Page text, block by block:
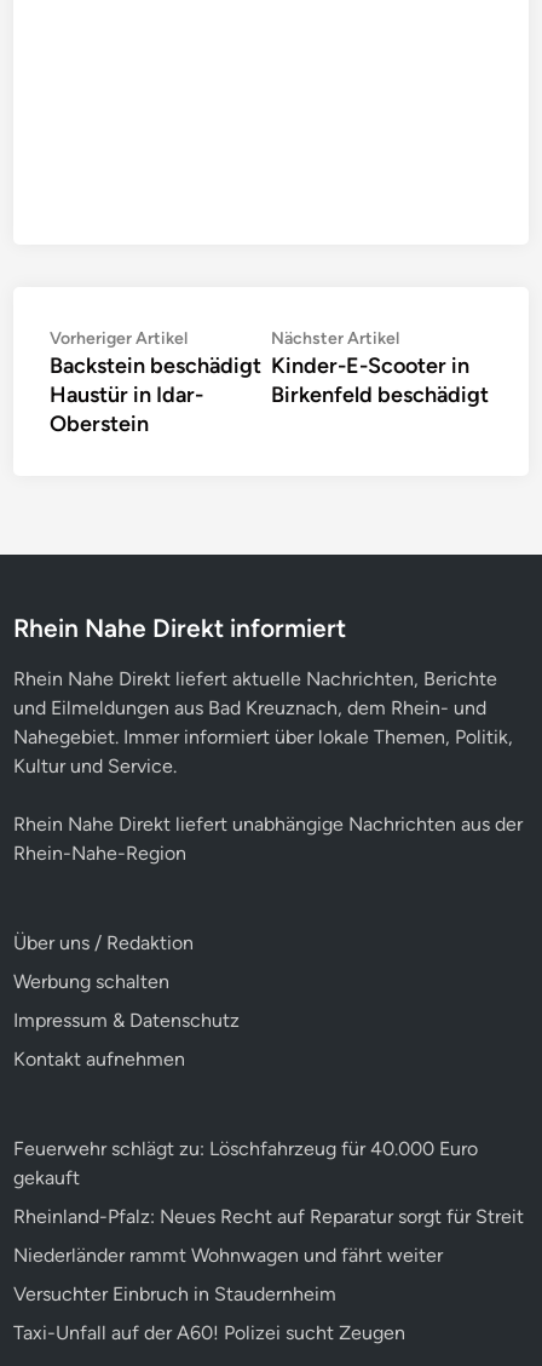
Beitragsnavigation
Vorheriger ArtikelVorheriger
Artikel:
Backstein beschädigt
Haustür in Idar-
Oberstein
Nächster ArtikelNächster
Artikel:
Kinder-E-Scooter in
Birkenfeld beschädigt
Rhein Nahe Direkt informiert
Rhein Nahe Direkt liefert aktuelle Nachrichten, Berichte
und Eilmeldungen aus Bad Kreuznach, dem Rhein- und
Nahegebiet. Immer informiert über lokale Themen, Politik,
Kultur und Service.
Rhein Nahe Direkt liefert unabhängige Nachrichten aus der
Rhein-Nahe-Region
Über uns / Redaktion
Werbung schalten
Impressum & Datenschutz
Kontakt aufnehmen
Feuerwehr schlägt zu: Löschfahrzeug für 40.000 Euro
gekauft
Rheinland-Pfalz: Neues Recht auf Reparatur sorgt für Streit
Niederländer rammt Wohnwagen und fährt weiter
Versuchter Einbruch in Staudernheim
Taxi-Unfall auf der A60! Polizei sucht Zeugen